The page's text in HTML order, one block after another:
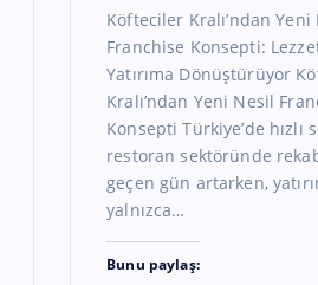
Köfteciler Kralı’ndan Yeni
Franchise Konsepti:
Yatırıma Dönüştürüyor
Kralı’ndan Yeni Nesil
Konsepti Türkiye’de hızlı
restoran sektöründe
geçen gün artarken,
yalnızca…
Bunu paylaş: